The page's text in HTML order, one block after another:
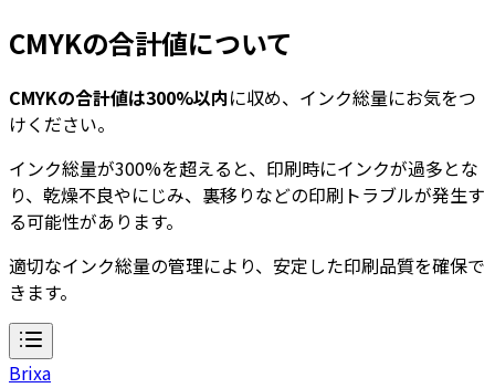
CMYKの合計値について
CMYKの合計値は300%以内に収め、インク総量にお気をつ
けください。
インク総量が300%を超えると、印刷時にインクが過多とな
り、乾燥不良やにじみ、裏移りなどの印刷トラブルが発生す
る可能性があります。
適切なインク総量の管理により、安定した印刷品質を確保で
きます。
Brixa